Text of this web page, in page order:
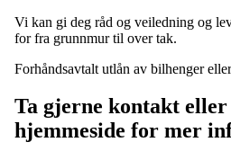
Vi kan gi deg råd og veiledning og
for fra grunnmur til over tak.
Forhåndsavtalt utlån av bilhenger
Ta gjerne kontakt eller
hjemmeside for mer